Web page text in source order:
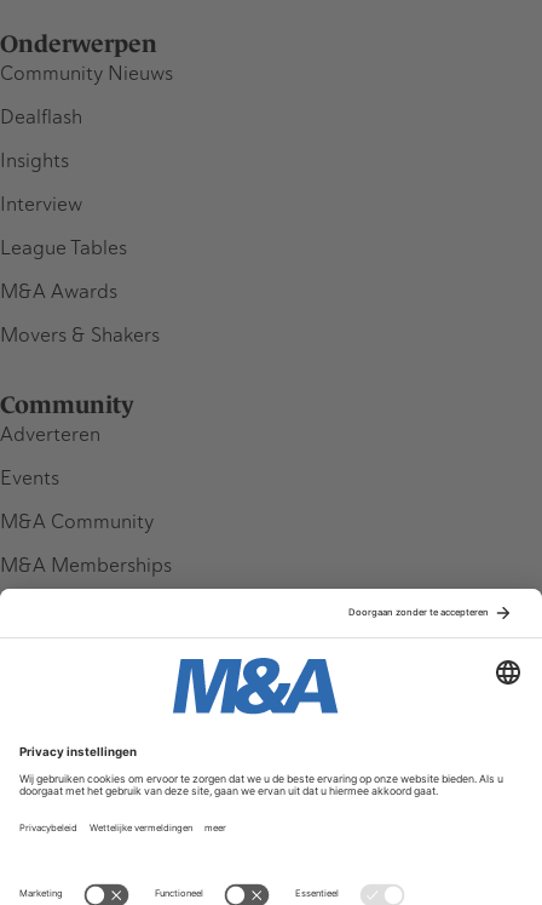
Onderwerpen
Community Nieuws
Dealflash
Insights
Interview
League Tables
M&A Awards
Movers & Shakers
Community
Adverteren
Events
M&A Community
M&A Memberships
Service & Contact
Contact
FAQ
Werken bij ons